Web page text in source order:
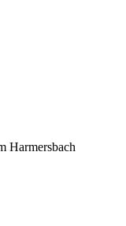
Harmersbach